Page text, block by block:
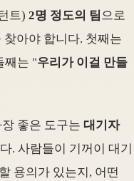
트) 2명 정도의 팀으로
아야 합니다. 첫째는
째는 "우리가 이걸 만들
좋은 도구는 대기자
. 사람들이 기꺼이 대기
용의가 있는지, 어떤